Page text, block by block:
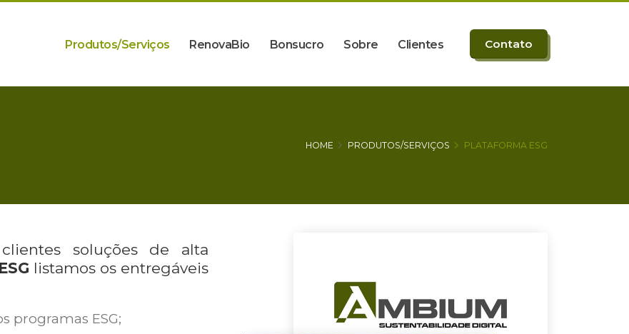
Produtos/Serviços RenovaBio Bonsucro Sobre Clientes Contato
HOME PRODUTOS/SERVIÇOS PLATAFORMA ESG
soluções de alta
listamos os entregáveis
programas ESG;